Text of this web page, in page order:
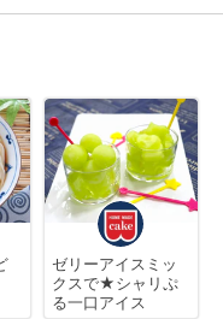
ゼリーアイスミッ
クスで★シャリぷ
る一口アイス